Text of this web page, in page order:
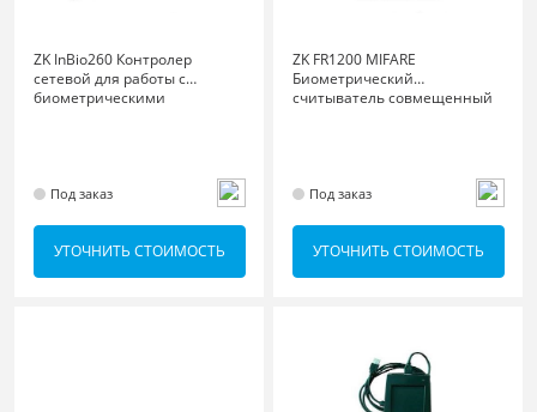
ZK InBio260 Контролер
сетевой для работы с
биометрическими
Под заказ
УТОЧНИТЬ СТОИМОСТЬ
ZK FR1200 MIFARE
Биометрический
считыватель совмещенный
Под заказ
УТОЧНИТЬ СТОИМОСТЬ